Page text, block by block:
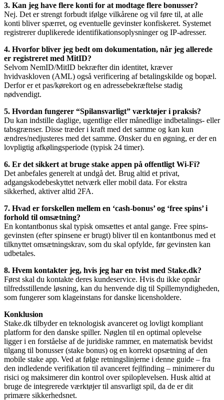
3. Kan jeg have flere konti for at modtage flere bonusser?
Nej. Det er strengt forbudt ifølge vilkårene og vil føre til, at alle
konti bliver spærret, og eventuelle gevinster konfiskeret. Systemet
registrerer duplikerede identifikationsoplysninger og IP-adresser.
4. Hvorfor bliver jeg bedt om dokumentation, når jeg allerede
er registreret med MitID?
Selvom NemID/MitID bekræfter din identitet, kræver
hvidvaskloven (AML) også verificering af betalingskilde og bopæl.
Derfor er et pas/kørekort og en adressebekræftelse stadig
nødvendigt.
5. Hvordan fungerer “Spilansvarligt” værktøjer i praksis?
Du kan indstille daglige, ugentlige eller månedlige indbetalings- eller
tabsgrænser. Disse træder i kraft med det samme og kan kun
ændres/nedjusteres med det samme. Ønsker du en øgning, er der en
lovpligtig afkølingsperiode (typisk 24 timer).
6. Er det sikkert at bruge stake appen på offentligt Wi-Fi?
Det anbefales generelt at undgå det. Brug altid et privat,
adgangskodebeskyttet netværk eller mobil data. For ekstra
sikkerhed, aktiver altid 2FA.
7. Hvad er forskellen mellem en ‘cash-bonus’ og ‘free spins’ i
forhold til omsætning?
En kontantbonus skal typisk omsættes et antal gange. Free spins-
gevinsten (efter spinsene er brugt) bliver til en kontantbonus med et
tilknyttet omsætningskrav, som du skal opfylde, før gevinsten kan
udbetales.
8. Hvem kontakter jeg, hvis jeg har en tvist med Stake.dk?
Først skal du kontakte deres kundeservice. Hvis du ikke opnår
tilfredsstillende løsning, kan du henvende dig til Spillemyndigheden,
som fungerer som klageinstans for danske licensholdere.
Konklusion
Stake.dk tilbyder en teknologisk avanceret og lovligt kompliant
platform for den danske spiller. Nøglen til en optimal oplevelse
ligger i en forståelse af de juridiske rammer, en matematisk bevidst
tilgang til bonusser (stake bonus) og en korrekt opsætning af den
mobile stake app. Ved at følge retningslinjerne i denne guide – fra
den indledende verifikation til avanceret fejlfinding – minimerer du
risici og maksimerer din kontrol over spiloplevelsen. Husk altid at
bruge de integrerede værktøjer til ansvarligt spil, da de er dit
primære sikkerhedsnet.